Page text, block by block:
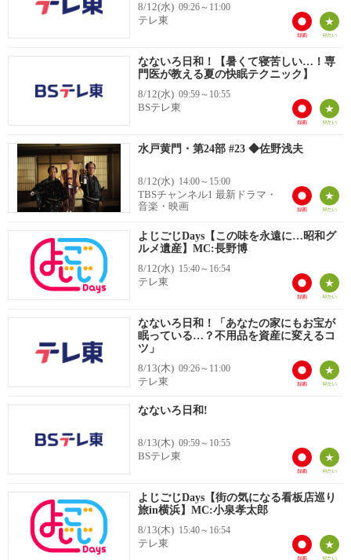
8/12(水) 09:26～11:00
テレ東
なないろ日和！【暑くて寝苦しい…！専
門医が教える夏の快眠テクニック】
8/12(水) 09:59～10:55
BSテレ東
水戸黄門・第24部 #23 ◆佐野浅夫
8/12(水) 14:00～15:00
TBSチャンネル1 最新ドラマ・
音楽・映画
よじごじDays【この味を永遠に…昭和グ
ルメ遺産】MC:長野博
8/12(水) 15:40～16:54
テレ東
なないろ日和！「あなたの家にもお宝が
眠っている…？不用品を資産に変えるコ
ツ」
8/13(木) 09:26～11:00
テレ東
なないろ日和!
8/13(木) 09:59～10:55
BSテレ東
よじごじDays【街の気になる看板店巡り
旅in横浜】MC:小泉孝太郎
8/13(木) 15:40～16:54
テレ東